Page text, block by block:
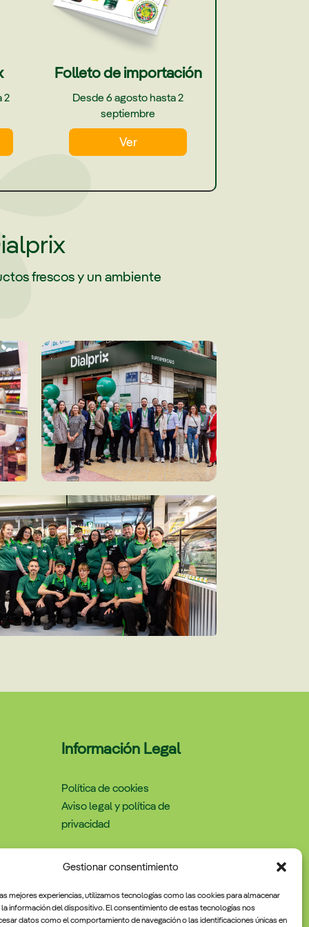
Gestionar consentimiento
mejores experiencias, utilizamos tecnologías como las cookies para almacenar
información del dispositivo. El consentimiento de estas tecnologías nos
datos como el comportamiento de navegación o las identificaciones únicas en
2
Folleto de importación
Desde 6 agosto hasta 2
septiembre
Ver
frescos y un ambiente
Información Legal
Política de cookies
Aviso legal y política de
privacidad